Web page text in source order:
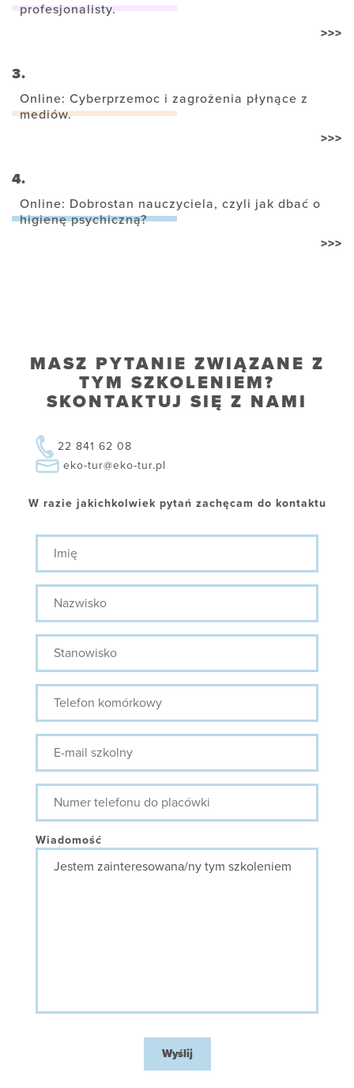
profesjonalisty.
>>>
3.
Online: Cyberprzemoc i zagrożenia płynące z
mediów.
>>>
4.
Online: Dobrostan nauczyciela, czyli jak dbać o
higienę psychiczną?
>>>
MASZ PYTANIE ZWIĄZANE Z
TYM SZKOLENIEM?
SKONTAKTUJ SIĘ Z NAMI
22 841 62 08
eko-tur@eko-tur.pl
W razie jakichkolwiek pytań zachęcam do kontaktu
Imię
Nazwisko
Stanowisko
Telefon
komórkowy
E-
mail
szkolny
Numer
telefonu
do
Wiadomość
Wyślij